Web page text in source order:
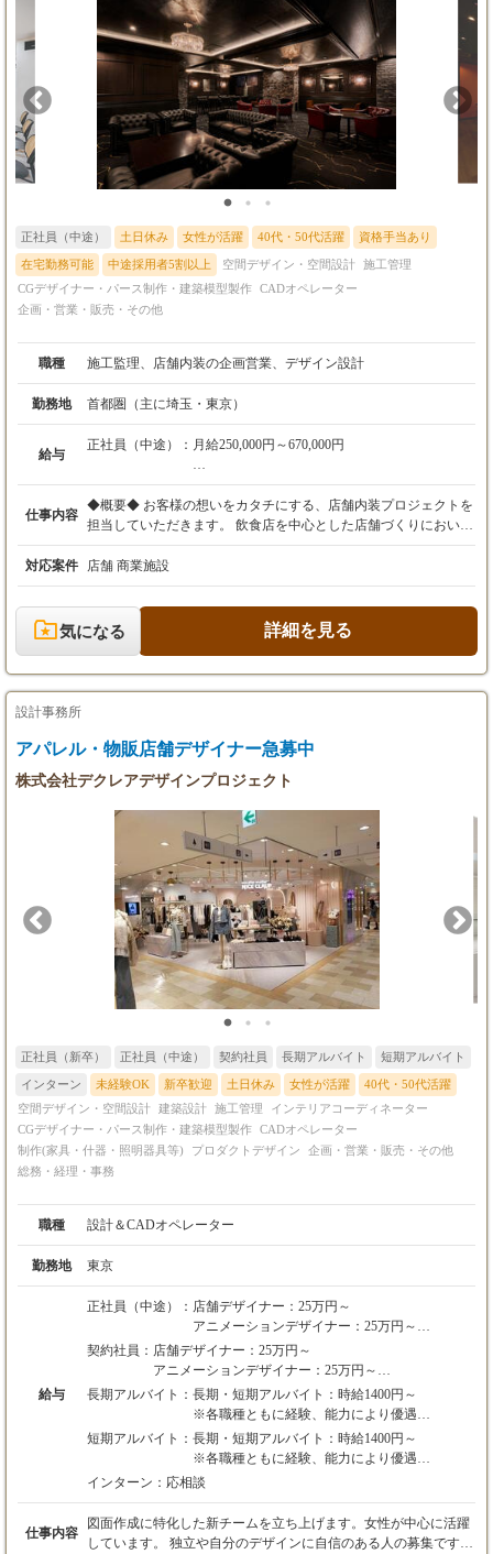
正社員（中途） 土日休み 女性が活躍 40代・50代活躍 資格手当あり
在宅勤務可能 中途採用者5割以上 空間デザイン・空間設計 施工管理
CGデザイナー・パース制作・建築模型製作 CADオペレーター
企画・営業・販売・その他
職種 施工監理、店舗内装の企画営業、デザイン設計
勤務地 首都圏（主に埼玉・東京）
給与
正社員（中途）： 月給250,000円～670,000円
※経験・能力を考慮の上、決定いたします。
・随時昇給あり
・各種手当あり
試用期間：3ヶ月
試用期間中は時給1,141円～となります。
※経験・能力により試用期間の短縮、免除、ま
仕事内容
◆概要◆ お客様の想いをカタチにする、店舗内装プロジェクトを
担当していただきます。 飲食店を中心とした店舗づくりにおい
て、ヒアリングから見積もり、協力業者の手配、現場管理、完
成・引き渡しまで、店舗内装ディレクターとして幅広く携わる仕
事です。 自分が関わった店舗が実際に街に残り、お客様の夢がカ
タチになる瞬間に立ち会える、やりがいのある仕事です。 ◆業務
内容◆ ・お客様との打ち合わせ、要望のヒアリング ・設計、積
算、見積もり作成 ・協力業者の手配、材料発注 ・工程、品質、
て、即戦力としてご活躍いただけます。 ◆こんな方を歓迎します
関わる仕事が好きな方 ・CAD経験をお持ちの方（少し触ったこ
給与をご提案します
対応案件 店舗 商業施設
気になる 詳細を見る
設計事務所
アパレル・物販店舗デザイナー急募中
株式会社デクレアデザインプロジェクト
正社員（新卒） 正社員（中途） 契約社員 長期アルバイト 短期アルバイト
インターン 未経験OK 新卒歓迎 土日休み 女性が活躍
40代・50代活躍
空間デザイン・空間設計 建築設計 施工管理
インテリアコーディネーター
CGデザイナー・パース制作・建築模型製作 CADオペレーター
制作(家具・什器・照明器具等)
プロダクトデザイン
企画・営業・販売・その他
総務・経理・事務
職種 設計＆CADオペレーター
勤務地 東京
給与
正社員（中途）： 店舗デザイナー：25万円～
アニメーションデザイナー：25万円～
ホームページ製作:25万~
アシスタントデザイナー：21万円～
※各職種ともに経験、能力により優遇
※営業力、デザイン力、経験値、技術、センス
などを考慮します
契約社員： 店舗デザイナー：25万円～
アニメーションデザイナー：25万円～
ホームページ製作:25万~
アシスタントデザイナー：21万円～
新卒：19万円～
長期・短期アルバイト：時給1400円～
※各職種ともに経験、能力により優遇
※営業力、デザイン力、経験値、技術、センスなどを
長期アルバイト： 長期・短期アルバイト：時給1400円～
※各職種ともに経験、能力により優遇
※営業力、デザイン力、経験値、技術、センス
などを考慮します
短期アルバイト： 長期・短期アルバイト：時給1400円～
※各職種ともに経験、能力により優遇
※営業力、デザイン力、経験値、技術、センス
インターン： 応相談
仕事内容
図面作成に特化した新チームを立ち上げます。女性が中心に活躍
しています。 独立や自分のデザインに自信のある人の募集です。